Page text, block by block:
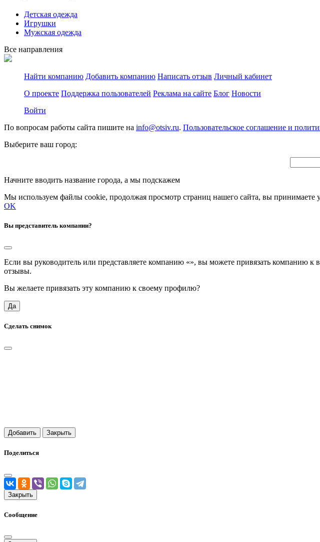
Детская одежда
Игрушки
Мужская одежда
Все направления
Найти компанию Добавить компанию Написать отзыв Личный кабинет
О проекте Поддержка пользователей Реклама на сайте Блог Новости
Войти
По вопросам работы сайта пишите на info@otsiv.ru. Пользовательское соглашение и
Выберите ваш город:
Начните вводить название города, а мы подскажем
Мы используем файлы cookie, продолжая просмотр страниц нашего сайта, вы принимаете
OK
Вы представитель компании?
Если вы руководитель или представляете компанию «», вы можете привязать компанию к
отзывы.
Вы желаете привязать эту компанию к своему профилю?
Да
Сделать снимок
Добавить Закрыть
Поделиться
Закрыть
Сообщение